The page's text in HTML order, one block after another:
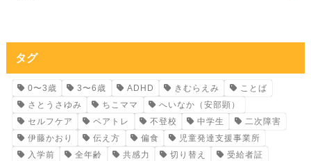
タグ
0〜3歳 3〜6歳 ADHD きむらえみ
ことば
さとうさゆみ
ちこママ
へいなか（安部顕）
セルフケア
ペアトレ 不登校 中学生
二次障害
伊藤かおり
伝え方 偏食
児童発達支援事業所
入学前
全年齢 共感力 切り替え
受給者証